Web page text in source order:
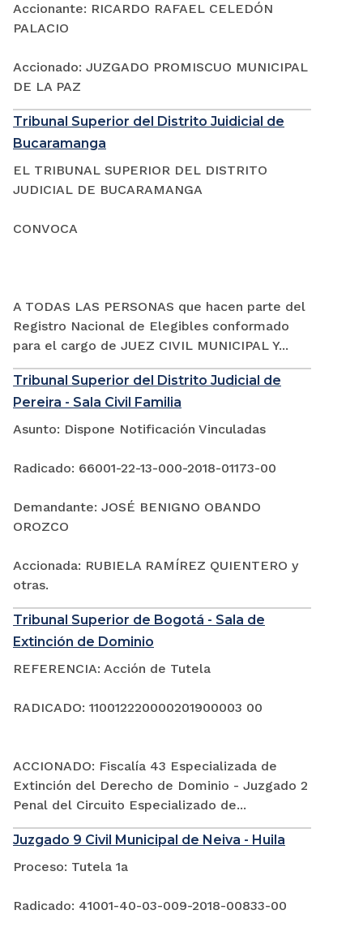
Accionante: RICARDO RAFAEL CELEDÓN
PALACIO
Accionado: JUZGADO PROMISCUO MUNICIPAL
DE LA PAZ
Tribunal Superior del Distrito Juidicial de
Bucaramanga
EL TRIBUNAL SUPERIOR DEL DISTRITO
JUDICIAL DE BUCARAMANGA
CONVOCA
A TODAS LAS PERSONAS que hacen parte del
Registro Nacional de Elegibles conformado
para el cargo de JUEZ CIVIL MUNICIPAL Y...
Tribunal Superior del Distrito Judicial de
Pereira - Sala Civil Familia
Asunto: Dispone Notificación Vinculadas
Radicado: 66001-22-13-000-2018-01173-00
Demandante: JOSÉ BENIGNO OBANDO
OROZCO
Accionada: RUBIELA RAMÍREZ QUIENTERO y
otras.
Tribunal Superior de Bogotá - Sala de
Extinción de Dominio
REFERENCIA: Acción de Tutela
RADICADO: 110012220000201900003 00
ACCIONADO: Fiscalía 43 Especializada de
Extinción del Derecho de Dominio - Juzgado 2
Penal del Circuito Especializado de...
Juzgado 9 Civil Municipal de Neiva - Huila
Proceso: Tutela 1a
Radicado: 41001-40-03-009-2018-00833-00